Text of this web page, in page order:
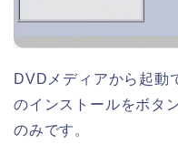
DVDメディアから起動
のインストールをボタ
のみです。